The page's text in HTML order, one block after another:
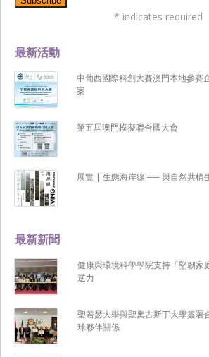
最新新聞
健康與環境科學學院支持「堅韌家
逆力
聖若瑟大學與聖奧古斯丁大學簽署
球夥伴關係
最新活動
中葡西國際科創大賽澳門本地參賽
案
第五屆澳門模擬聯合國大會
展覽 | 生態海岸線 ── 與自然共構
* indicates required